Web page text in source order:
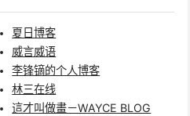
夏日博客
威言威语
李锋镝的个人博客
林三在线
這才叫做畫－WAYCE BLOG